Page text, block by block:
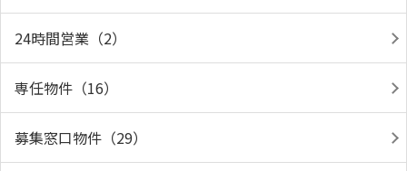
24時間営業（2）
専任物件（16）
募集窓口物件（29）